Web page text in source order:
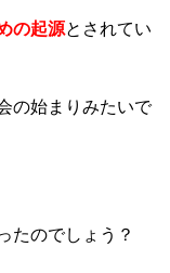
の起源とされてい
の始まりみたいで
たのでしょう？